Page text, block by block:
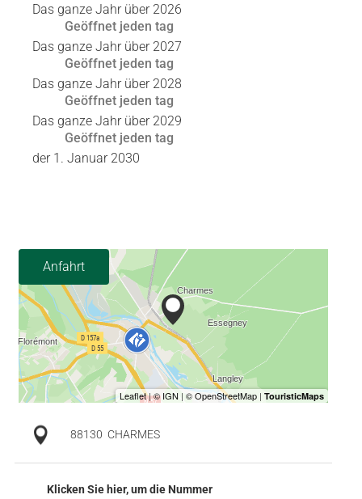
Das ganze Jahr über 2026
Geöffnet jeden tag
Das ganze Jahr über 2027
Geöffnet jeden tag
Das ganze Jahr über 2028
Geöffnet jeden tag
Das ganze Jahr über 2029
Geöffnet jeden tag
der 1. Januar 2030
Anfahrt
88130 CHARMES
Klicken Sie hier, um die Nummer